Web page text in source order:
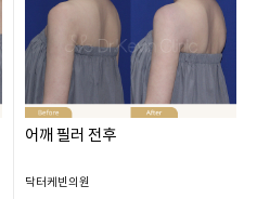
어깨 필러 전후
닥터케빈의원